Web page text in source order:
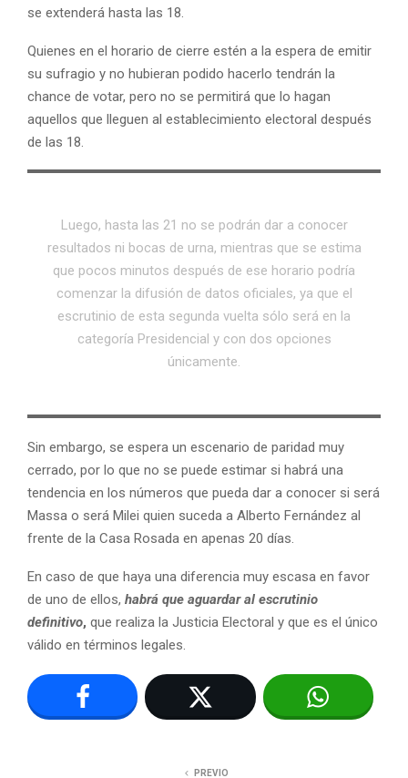
se extenderá hasta las 18.
Quienes en el horario de cierre estén a la espera de emitir
su sufragio y no hubieran podido hacerlo tendrán la
chance de votar, pero no se permitirá que lo hagan
aquellos que lleguen al establecimiento electoral después
de las 18.
Luego, hasta las 21 no se podrán dar a conocer
resultados ni bocas de urna, mientras que se estima
que pocos minutos después de ese horario podría
comenzar la difusión de datos oficiales, ya que el
escrutinio de esta segunda vuelta sólo será en la
categoría Presidencial y con dos opciones
únicamente.
Sin embargo, se espera un escenario de paridad muy
cerrado, por lo que no se puede estimar si habrá una
tendencia en los números que pueda dar a conocer si será
Massa o será Milei quien suceda a Alberto Fernández al
frente de la Casa Rosada en apenas 20 días.
En caso de que haya una diferencia muy escasa en favor
de uno de ellos, habrá que aguardar al escrutinio
definitivo, que realiza la Justicia Electoral y que es el único
válido en términos legales.
PREVIO